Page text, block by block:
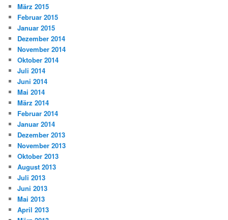
März 2015
Februar 2015
Januar 2015
Dezember 2014
November 2014
Oktober 2014
Juli 2014
Juni 2014
Mai 2014
März 2014
Februar 2014
Januar 2014
Dezember 2013
November 2013
Oktober 2013
August 2013
Juli 2013
Juni 2013
Mai 2013
April 2013